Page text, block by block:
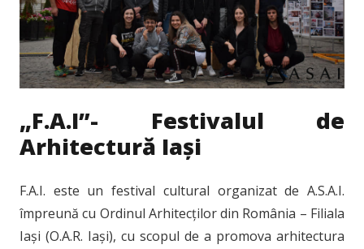
„F.A.I”- Festivalul de
Arhitectură Iași
F.A.I. este un festival cultural organizat de A.S.A.I.
împreună cu Ordinul Arhitecților din România – Filiala
Iași (O.A.R. Iași), cu scopul de a promova arhitectura